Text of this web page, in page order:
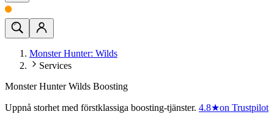
Monster Hunter: Wilds
Services
Monster Hunter Wilds Boosting
Uppnå storhet med förstklassiga boosting-tjänster. 4.8★on Trustpilot